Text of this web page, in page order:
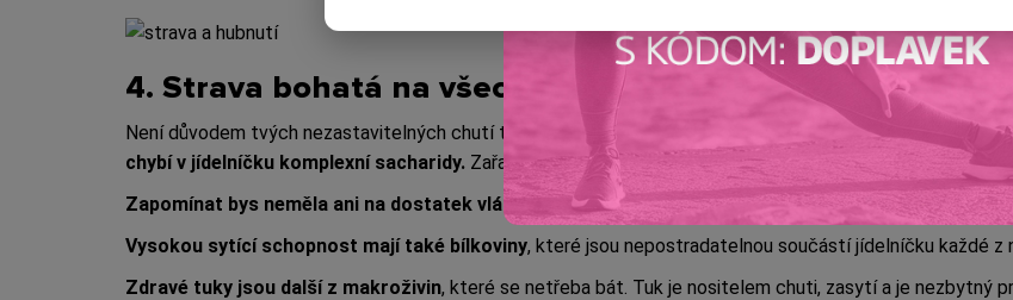
4. Strava bohatá na všechny makroživiny
Není důvodem tvých nezastavitelných chutí to, že ti ve tvém jídelníčku něco chybí? Neopomíjej žádnou
chybí v jídelníčku komplexní sacharidy. Zařaď do své stravy celozrnné pečivo, obilné vločky, rýži,
Zapomínat bys neměla ani na dostatek vlákniny
, která přispívá k lepšímu trávení a taktéž tě zasytí .
Vysokou sytící schopnost mají také bílkoviny, které jsou nepostradatelnou součástí jídelníčku každé z
Zdravé tuky jsou další z makroživin, které se netřeba bát. Tuk je nositelem chuti, zasytí a je nezbytný